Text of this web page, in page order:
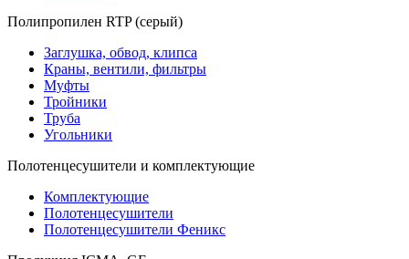
Полипропилен RTP (серый)
Заглушка, обвод, клипса
Краны, вентили, фильтры
Муфты
Тройники
Труба
Угольники
Полотенцесушители и комплектующие
Комплектующие
Полотенцесушители
Полотенцесушители Феникс